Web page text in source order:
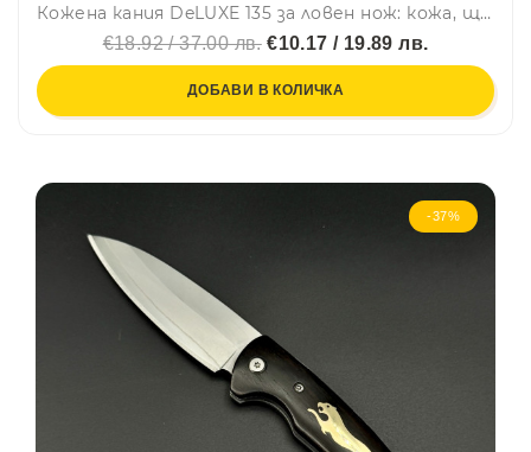
Кожена кания DeLUXE 135 за ловен нож: кожа, щампована, шита
€18.92 / 37.00 лв.€10.17 / 19.89 лв.
ДОБАВИ В КОЛИЧКА
-37%